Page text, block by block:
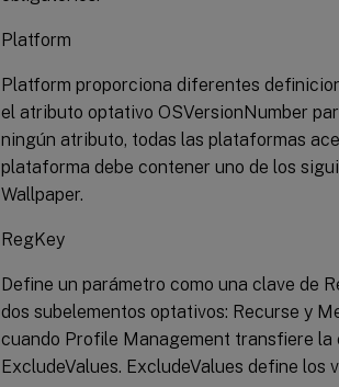
Platform
Platform proporciona diferentes
el atributo optativo OSVersionNumber
ningún atributo, todas las plataformas
plataforma debe contener uno de los
Wallpaper.
RegKey
Define un parámetro como una clave de
dos subelementos optativos: Recurse y
cuando Profile Management transfiere la
ExcludeValues. ExcludeValues define los